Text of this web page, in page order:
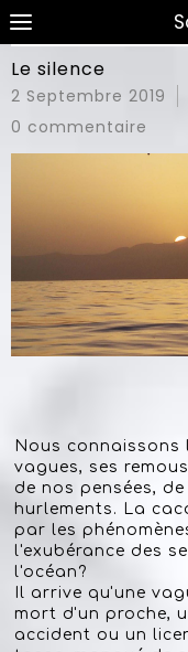
Le silence
2 Septembre 2019
0 commentaire
Nous connaissons
vagues, ses
de nos pensées,
hurlements. La
par les
l'exubérance des
l'océan?
Il arrive qu'une
mort d'un proche,
accident ou un